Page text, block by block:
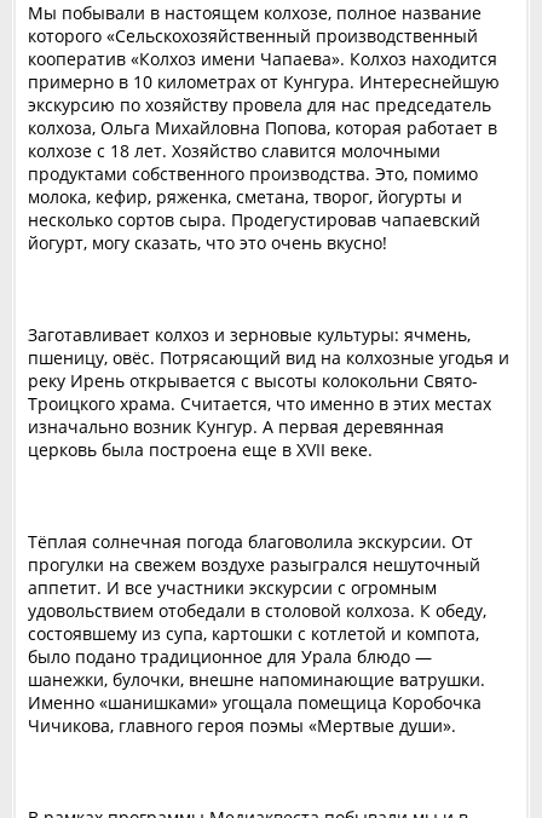
Мы побывали в настоящем колхозе, полное название
которого «Сельскохозяйственный производственный
кооператив «Колхоз имени Чапаева». Колхоз находится
примерно в 10 километрах от Кунгура. Интереснейшую
экскурсию по хозяйству провела для нас председатель
колхоза, Ольга Михайловна Попова, которая работает в
колхозе с 18 лет. Хозяйство славится молочными
продуктами собственного производства. Это, помимо
молока, кефир, ряженка, сметана, творог, йогурты и
несколько сортов сыра. Продегустировав чапаевский
йогурт, могу сказать, что это очень вкусно!
Заготавливает колхоз и зерновые культуры: ячмень,
пшеницу, овёс. Потрясающий вид на колхозные угодья и
реку Ирень открывается с высоты колокольни Свято-
Троицкого храма. Считается, что именно в этих местах
изначально возник Кунгур. А первая деревянная
церковь была построена еще в XVII веке.
Тёплая солнечная погода благоволила экскурсии. От
прогулки на свежем воздухе разыгрался нешуточный
аппетит. И все участники экскурсии с огромным
удовольствием отобедали в столовой колхоза. К обеду,
состоявшему из супа, картошки с котлетой и компота,
было подано традиционное для Урала блюдо —
шанежки, булочки, внешне напоминающие ватрушки.
Именно «шанишками» угощала помещица Коробочка
Чичикова, главного героя поэмы «Мертвые души».